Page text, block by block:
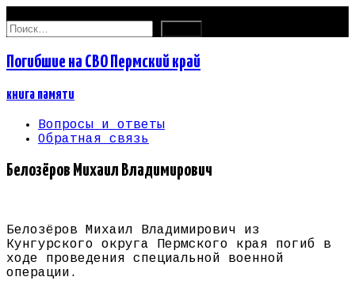
Найти:
Погибшие на СВО Пермский край
книга памяти
Вопросы и ответы
Обратная связь
Белозёров Михаил Владимирович
Белозёров Михаил Владимирович из
Кунгурского округа Пермского края погиб в
ходе проведения специальной военной
операции.